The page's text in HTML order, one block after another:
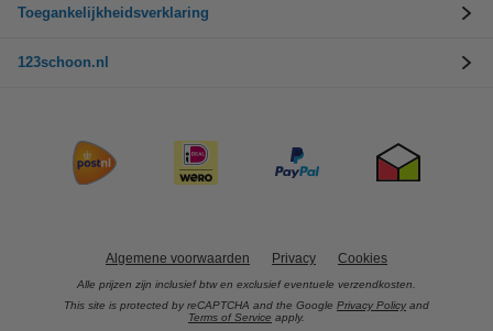
Toegankelijkheidsverklaring
123schoon.nl
Algemene voorwaarden Privacy Cookies
Alle prijzen zijn inclusief btw en exclusief eventuele verzendkosten.
This site is protected by reCAPTCHA and the Google Privacy Policy and
Terms of Service apply.